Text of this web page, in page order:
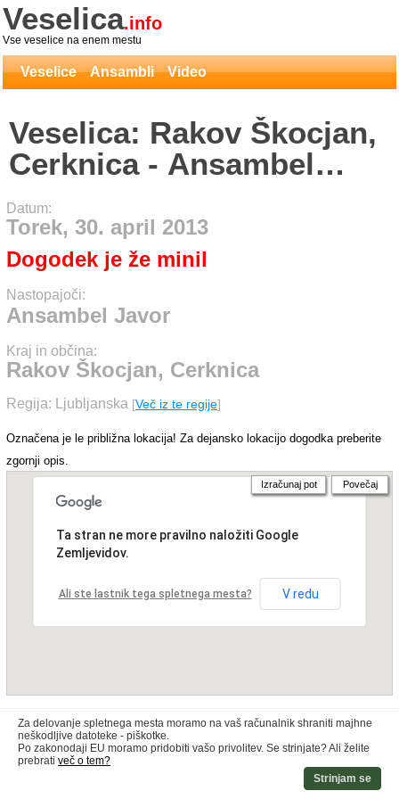
Veselica.info
Vse veselice na enem mestu
Veselice Ansambli Video
Veselica: Rakov Škocjan,
Cerknica - Ansambel
Javor
Datum:
Torek, 30. april 2013
Dogodek je že minil
Nastopajoči:
Ansambel Javor
Kraj in občina:
Rakov Škocjan, Cerknica
Regija: Ljubljanska [Več iz te regije]
Označena je le približna lokacija! Za dejansko lokacijo dogodka preberite
zgornji opis.
Ta stran ne more pravilno naložiti Google
Zemljevidov.
Ali ste lastnik tega spletnega mesta? V redu
Izračunaj pot Povečaj
Za delovanje spletnega mesta moramo na vaš računalnik shraniti majhne
neškodljive datoteke - piškotke.
Po zakonodaji EU moramo pridobiti vašo privolitev. Se strinjate? Ali želite
prebrati več o tem?
Strinjam se